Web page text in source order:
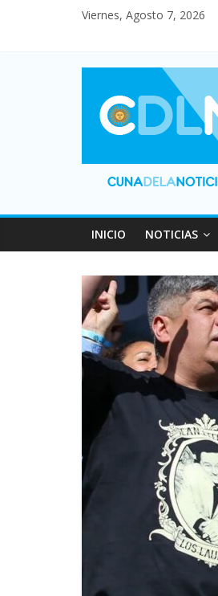
Viernes, Agosto 7, 2026
INICIO NOTICIAS